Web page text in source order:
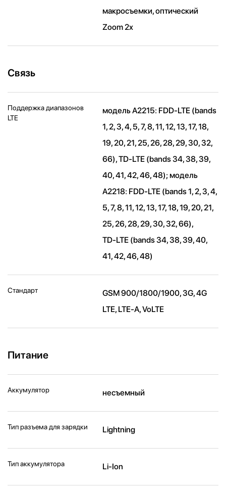
макросъемки, оптический
Zoom 2x
Связь
Поддержка диапазонов
LTE
модель A2215: FDD‑LTE (bands
1, 2, 3, 4, 5, 7, 8, 11, 12, 13, 17, 18,
19, 20, 21, 25, 26, 28, 29, 30, 32,
66), TD‑LTE (bands 34, 38, 39,
40, 41, 42, 46, 48); модель
A2218: FDD-LTE (bands 1, 2, 3, 4,
5, 7, 8, 11, 12, 13, 17, 18, 19, 20, 21,
25, 26, 28, 29, 30, 32, 66),
TD‑LTE (bands 34, 38, 39, 40,
41, 42, 46, 48)
Стандарт
GSM 900/1800/1900, 3G, 4G
LTE, LTE-A, VoLTE
Питание
Аккумулятор несъемный
Тип разъема для зарядки Lightning
Тип аккумулятора Li-Ion